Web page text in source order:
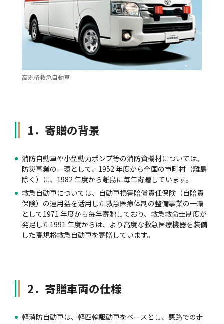
高規格救急自動車
1．寄贈の背景
消防自動車や小型動力ポンプ等の消防資機材については、
防災事業の一環として、1952 年度から全国の市町村（離島
除く）に、1982 年度から離島に毎年寄贈しています。
救急自動車については、自動車損害賠償責任保険（自賠責
保険）の運用益を活用した救急医療体制の整備事業の一環
として1971 年度から毎年寄贈しており、救急救命士制度が
発足した1991 年度からは、より高度な救急医療機器を装備
した高規格救急自動車を寄贈しています。
2．寄贈車両の仕様
軽消防自動車は、軽四輪駆動車をベースとし、悪路での走